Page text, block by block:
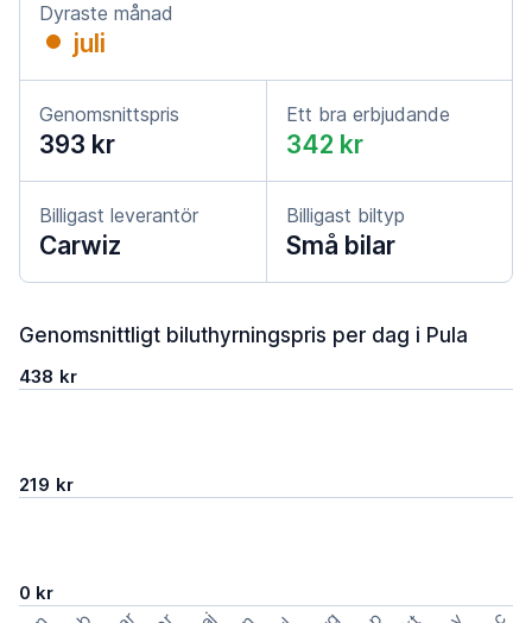
Dyraste månad
juli
Genomsnittspris
393 kr
Ett bra erbjudande
342 kr
Billigast leverantör
Carwiz
Billigast biltyp
Små bilar
Genomsnittligt biluthyrningspris per dag i Pula
438 kr
219 kr
0 kr